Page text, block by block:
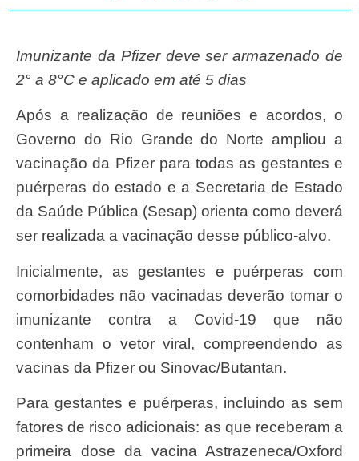
Imunizante da Pfizer deve ser armazenado de
2° a 8°C e aplicado em até 5 dias
Após a realização de reuniões e acordos, o
Governo do Rio Grande do Norte ampliou a
vacinação da Pfizer para todas as gestantes e
puérperas do estado e a Secretaria de Estado
da Saúde Pública (Sesap) orienta como deverá
ser realizada a vacinação desse público-alvo.
Inicialmente, as gestantes e puérperas com
comorbidades não vacinadas deverão tomar o
imunizante contra a Covid-19 que não
contenham o vetor viral, compreendendo as
vacinas da Pfizer ou Sinovac/Butantan.
Para gestantes e puérperas, incluindo as sem
fatores de risco adicionais: as que receberam a
primeira dose da vacina Astrazeneca/Oxford